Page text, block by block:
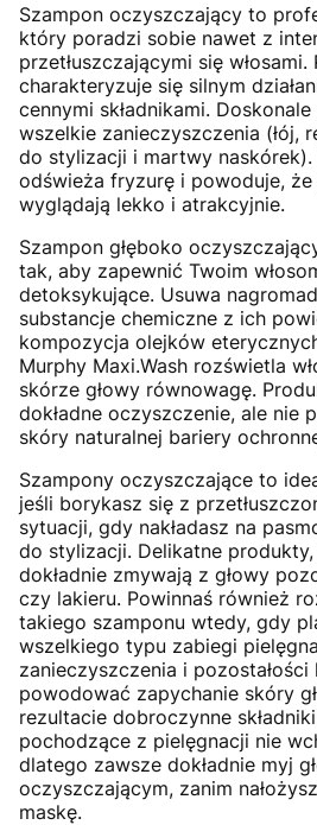
Szampon oczyszczający to
który poradzi sobie nawet z
przetłuszczającymi się włosami.
charakteryzuje się silnym
cennymi składnikami.
wszelkie zanieczyszczenia (łój,
do stylizacji i martwy naskórek).
odświeża fryzurę i powoduje, że
wyglądają lekko i atrakcyjnie.
Szampon głęboko
tak, aby zapewnić Twoim
detoksykujące. Usuwa
substancje chemiczne z ich
kompozycja olejków
Murphy Maxi.Wash rozświetla
skórze głowy równowagę.
dokładne oczyszczenie, ale nie
skóry naturalnej bariery
Szampony oczyszczające to
jeśli borykasz się z
sytuacji, gdy nakładasz na
do stylizacji. Delikatne
dokładnie zmywają z głowy
czy lakieru. Powinnaś również
takiego szamponu wtedy, gdy
wszelkiego typu zabiegi
zanieczyszczenia i
powodować zapychanie skóry
rezultacie dobroczynne
pochodzące z pielęgnacji nie
dlatego zawsze dokładnie myj
oczyszczającym, zanim
maskę.